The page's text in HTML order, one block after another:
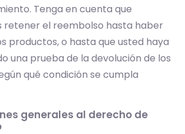
Tenga en cuenta que
retener el reembolso hasta haber
productos, o hasta que usted haya
una prueba de la devolución de los
qué condición se cumpla
generales al derecho de